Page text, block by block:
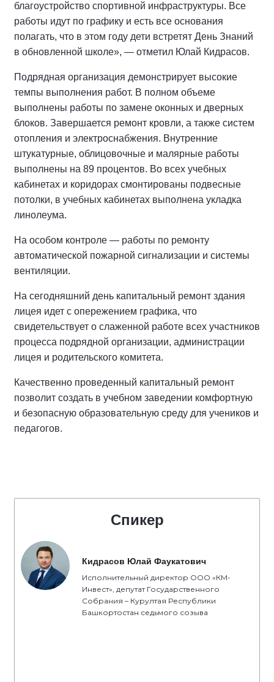
благоустройство спортивной инфраструктуры. Все
работы идут по графику и есть все основания
полагать, что в этом году дети встретят День Знаний
в обновленной школе», — отметил Юлай Кидрасов.
Подрядная организация демонстрирует высокие
темпы выполнения работ. В полном объеме
выполнены работы по замене оконных и дверных
блоков. Завершается ремонт кровли, а также систем
отопления и электроснабжения. Внутренние
штукатурные, облицовочные и малярные работы
выполнены на 89 процентов. Во всех учебных
кабинетах и коридорах смонтированы подвесные
потолки, в учебных кабинетах выполнена укладка
линолеума.
На особом контроле — работы по ремонту
автоматической пожарной сигнализации и системы
вентиляции.
На сегодняшний день капитальный ремонт здания
лицея идет с опережением графика, что
свидетельствует о слаженной работе всех участников
процесса подрядной организации, администрации
лицея и родительского комитета.
Качественно проведенный капитальный ремонт
позволит создать в учебном заведении комфортную
и безопасную образовательную среду для учеников и
педагогов.
Спикер
Кидрасов Юлай Фаукатович
Исполнительный директор ООО «КМ-
Инвест», депутат Государственного
Собрания – Курултая Республики
Башкортостан седьмого созыва